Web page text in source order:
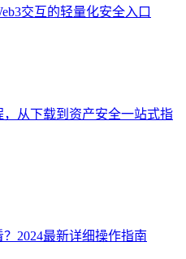
交互的轻量化安全入口
，从下载到资产安全一站式指
2024最新详细操作指南